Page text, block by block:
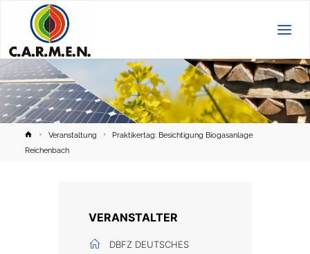
HomeVeranstaltung
Praktikertag: Besichtigung Biogasanlage
Reichenbach
VERANSTALTER
DBFZ DEUTSCHES